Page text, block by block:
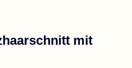
mit